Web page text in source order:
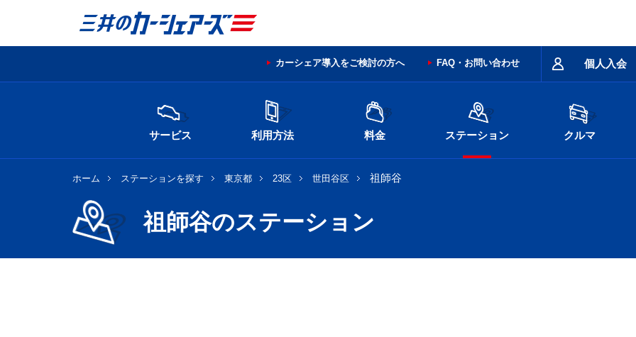
個人入会
カーシェア導入をご検討の方へ FAQ・お問い合わせ
サービス 利用方法 料金 ステーション クルマ
ホーム ステーションを探す 東京都 23区 世田谷区 祖師谷
祖師谷のステーション